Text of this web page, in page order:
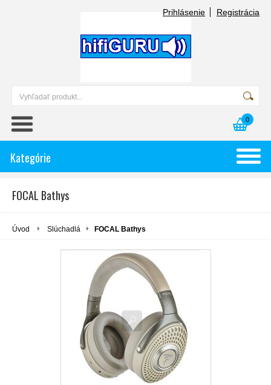
Prihlásenie Registrácia
0
Kategórie
FOCAL Bathys
Úvod Slúchadlá FOCAL Bathys